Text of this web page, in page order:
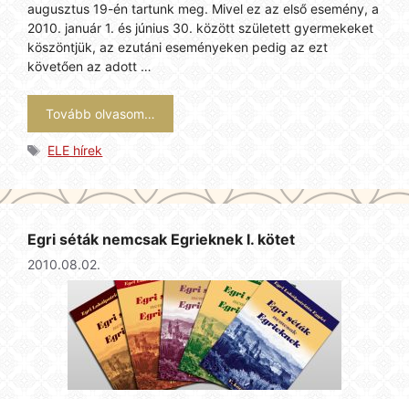
augusztus 19-én tartunk meg. Mivel ez az első esemény, a
2010. január 1. és június 30. között született gyermekeket
köszöntjük, az ezutáni eseményeken pedig az ezt
követően az adott …
Tovább olvasom…
Címkék
ELE hírek
Egri séták nemcsak Egrieknek I. kötet
2010.08.02.